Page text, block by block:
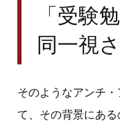
「受験
同一視
そのようなアンチ
て、その背景にある